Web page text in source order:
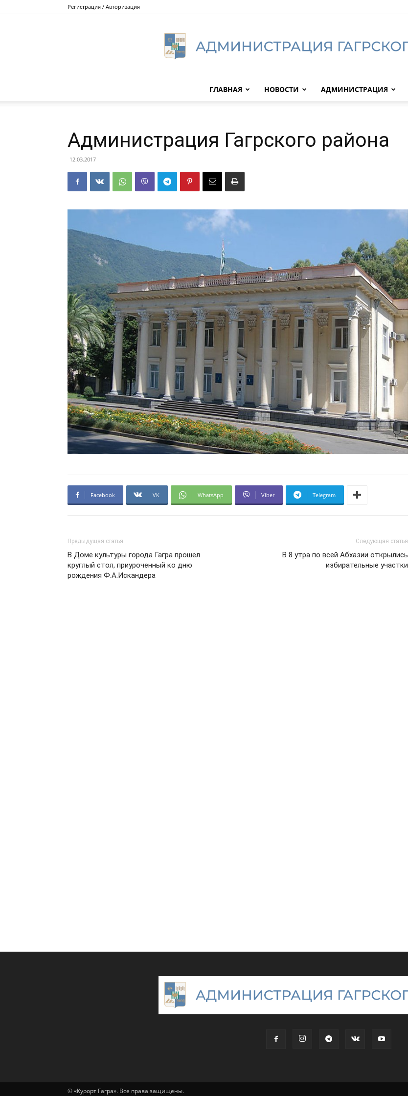
Регистрация / Авторизация
ГЛАВНАЯ НОВОСТИ АДМИНИСТРАЦИЯ
Администрация Гагрского района
12.03.2017
Facebook VK WhatsApp Viber Telegram
Предыдущая статья
В Доме культуры города Гагра прошел
круглый стол, приуроченный ко дню
рождения Ф.А.Искандера
Следующая статья
В 8 утра по всей Абхазии открылись
избирательные участки
© «Курорт Гагра». Все права защищены.